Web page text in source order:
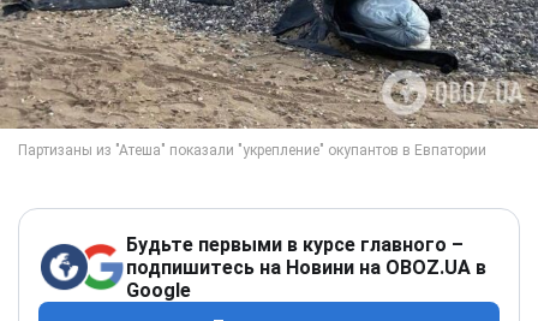
Будьте первыми в курсе главного –
подпишитесь на Новини на OBOZ.UA в
Google